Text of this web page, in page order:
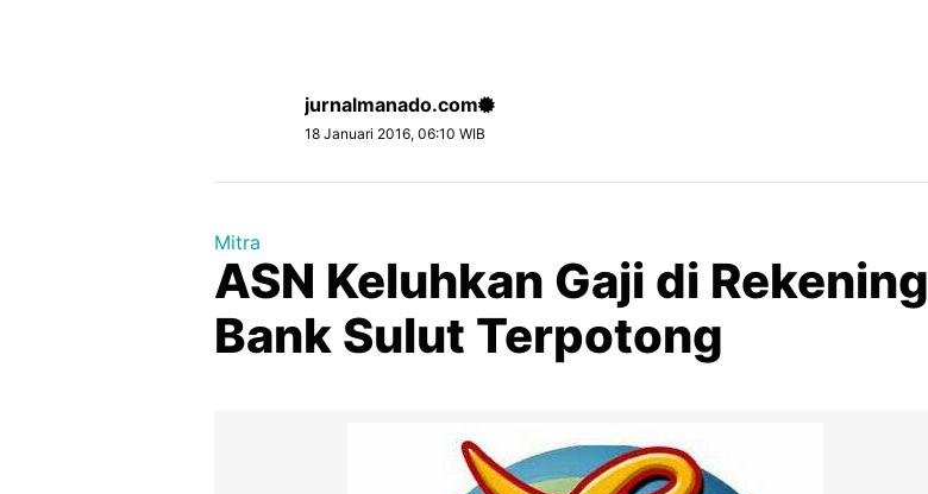
jurnalmanado.com
18 Januari 2016, 06:10 WIB
Mitra
ASN Keluhkan Gaji di Rekening
Bank Sulut Terpotong